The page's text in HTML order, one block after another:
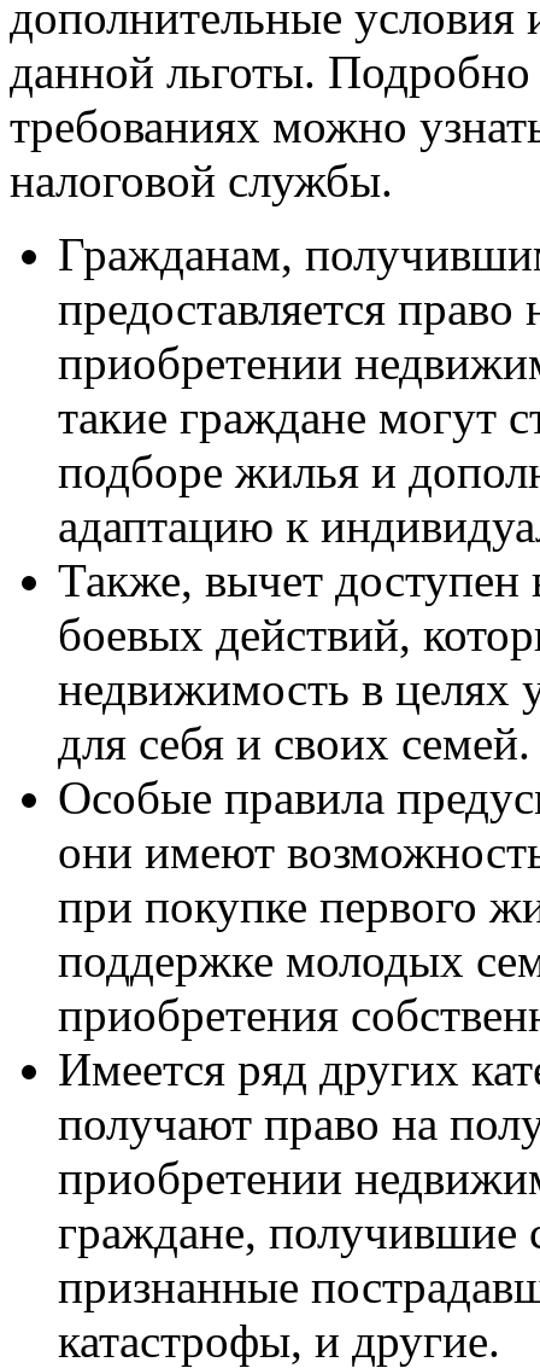
дополнительные условия
данной льготы.
требованиях можно
налоговой службы.
Гражданам,
предоставляется
приобретении
такие граждане могут
подборе жилья и
адаптацию к
Также, вычет
боевых действий,
недвижимость в
для себя и своих семей.
Особые правила
они имеют
при покупке первого
поддержке молодых
приобретения
Имеется ряд других
получают право на
приобретении
граждане, получившие
признанные
катастрофы, и другие.